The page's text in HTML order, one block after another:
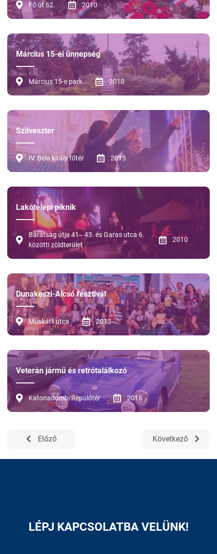
Fő út 62. 2010
Március 15-ei ünnepség
Március 15-e park 2010
Szilveszter
IV. Béla király főtér 2015
Lakótelepi piknik
Barátság útja 41‒ 43. és Garas utca 6.
közötti zöldterület
2010
Dunakeszi-Alcsó fesztivál
Muskátli utca 2013
Veterán jármű és retrótalálkozó
Katonadomb/Repülőtér 2016
Előző Következő
LÉPJ KAPCSOLATBA VELÜNK!